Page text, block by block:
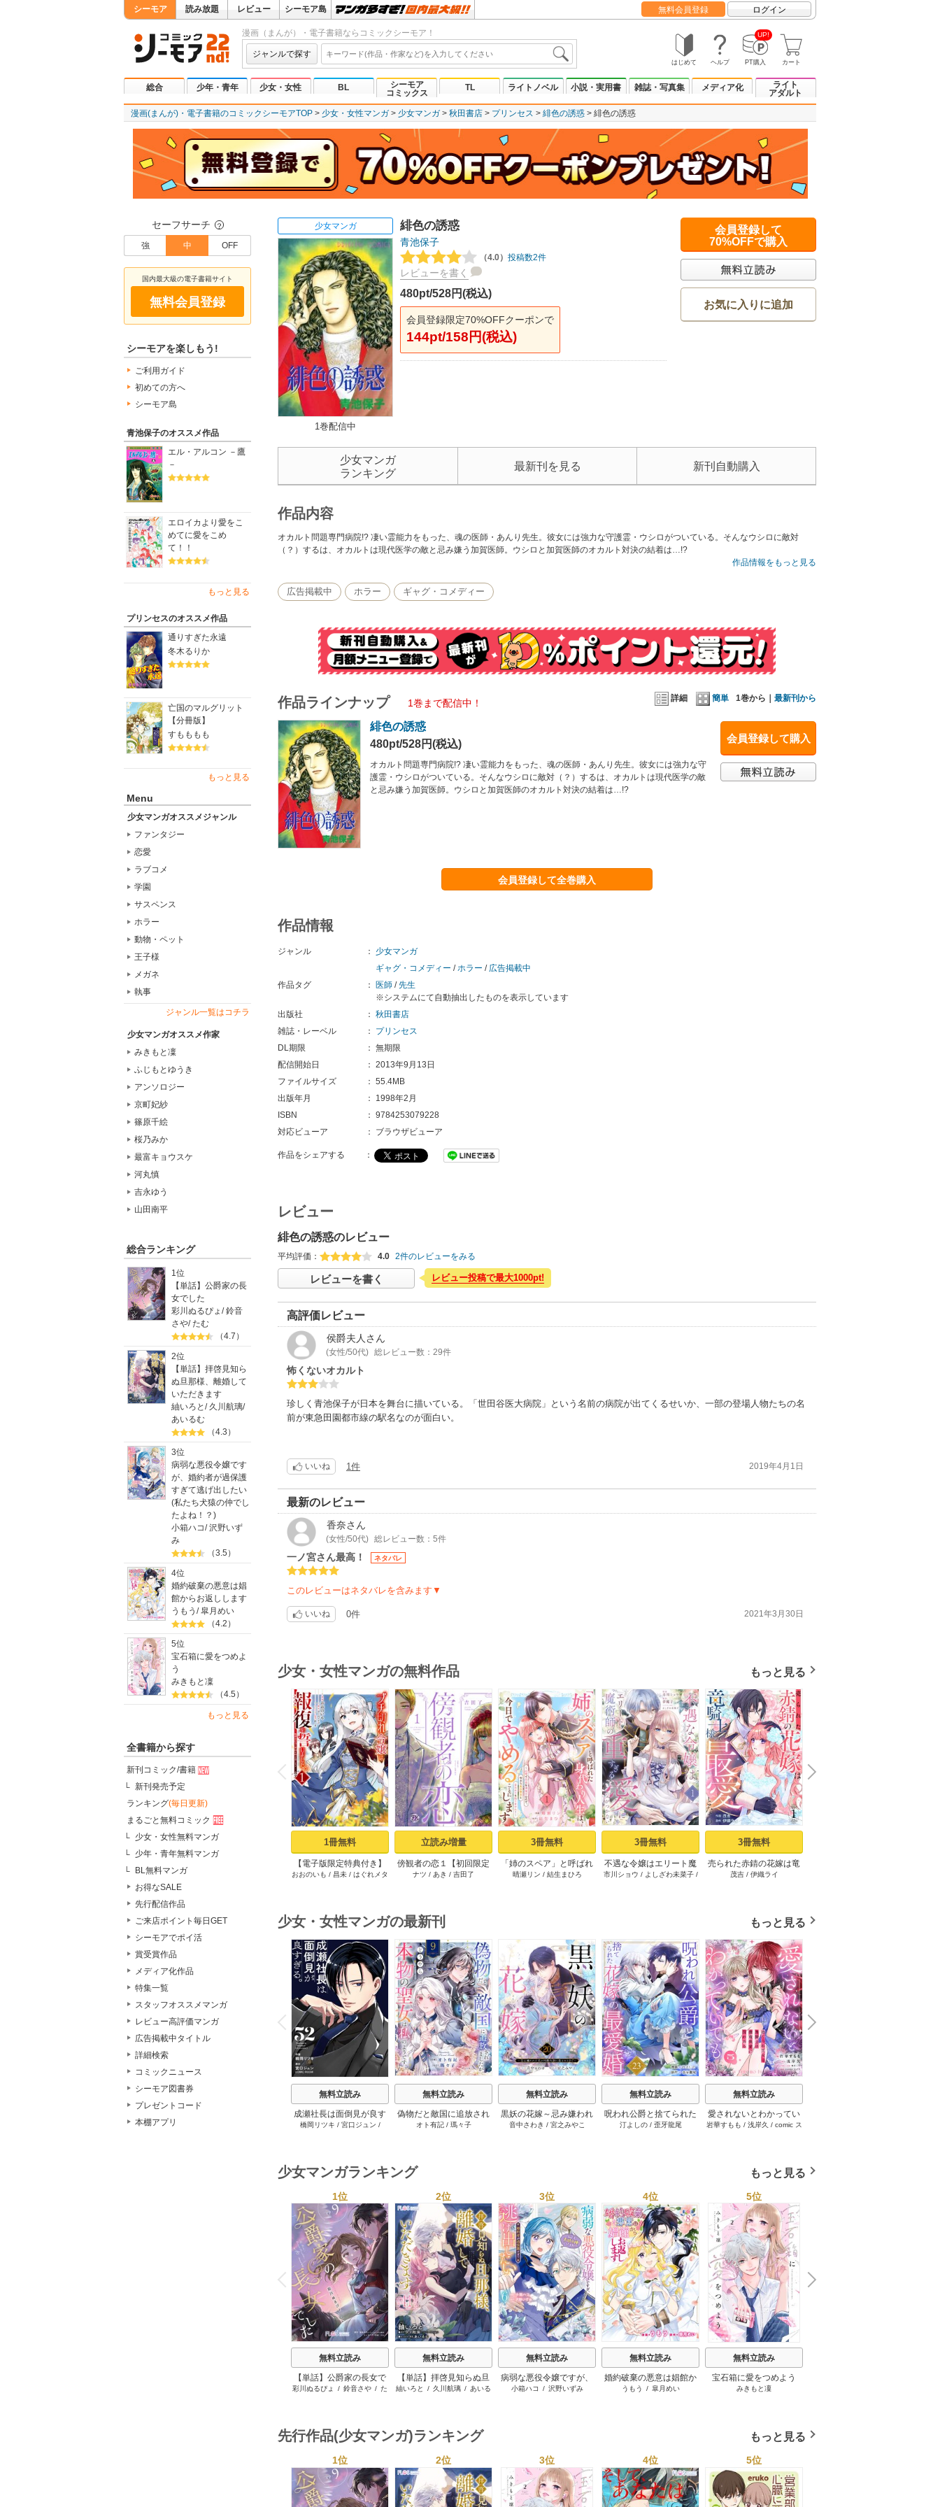
シーモア 読み放題 レビュー シーモア島 無料会員登録 ログイン
漫画（まんが）・電子書籍ならコミックシーモア！
ジャンルで探す
はじめて ヘルプ
UP!
PT購入 カート
総合 少年・青年 少女・女性 BL
シーモア
コミックス
TL ライトノベル 小説・実用書 雑誌・写真集 メディア化
ライト
アダルト
漫画(まんが)・電子書籍のコミックシーモアTOP 少女・女性マンガ 少女マンガ 秋田書店 プリンセス 緋色の誘惑 緋色の誘惑
セーフサーチ ？
強 中 OFF
国内最大級の電子書籍サイト
無料会員登録
シーモアを楽しもう!
ご利用ガイド
初めての方へ
シーモア島
青池保子のオススメ作品
エル・アルコン －鷹
－
エロイカより愛をこ
めてに愛をこめ
て！！
もっと見る
プリンセスのオススメ作品
通りすぎた永遠
冬木るりか
亡国のマルグリット
【分冊版】
すもももも
もっと見る
Menu
少女マンガオススメジャンル
ファンタジー
恋愛
ラブコメ
学園
サスペンス
ホラー
動物・ペット
王子様
メガネ
執事
ジャンル一覧はコチラ
少女マンガオススメ作家
みきもと凜
ふじもとゆうき
アンソロジー
京町妃紗
篠原千絵
桜乃みか
最富キョウスケ
河丸慎
吉永ゆう
山田南平
総合ランキング
1位
【単話】公爵家の長
女でした
彩川ぬるぴょ /鈴音
さや/たむ
（4.7）
2位
【単話】拝啓見知ら
ぬ旦那様、離婚して
いただきます
紬いろと / 久川航璃/
あいるむ
（4.3）
3位
病弱な悪役令嬢です
が、婚約者が過保護
すぎて逃げ出したい
(私たち犬猿の仲でし
たよね！？)
小箱ハコ/沢野いず
み
（3.5）
4位
婚約破棄の悪意は娼
館からお返しします
うもう /皐月めい
（4.2）
5位
宝石箱に愛をつめよ
う
みきもと凜
（4.5）
もっと見る
全書籍から探す
新刊コミック/書籍
新刊発売予定
ランキング(毎日更新)
まるごと無料コミック
少女・女性無料マンガ
少年・青年無料マンガ
BL無料マンガ
お得なSALE
先行配信作品
ご来店ポイント毎日GET
シーモアでポイ活
賞受賞作品
メディア化作品
特集一覧
スタッフオススメマンガ
レビュー高評価マンガ
広告掲載中タイトル
詳細検索
コミックニュース
シーモア図書券
プレゼントコード
本棚アプリ
少女マンガ
1巻配信中
緋色の誘惑
青池保子
（4.0） 投稿数2件
レビューを書く
480pt/528円(税込)
会員登録限定70%OFFクーポンで
144pt/158円(税込)
会員登録して
70%OFFで購入
お気に入りに追加
少女マンガ
ランキング
最新刊を見る 新刊自動購入
作品内容
オカルト問題専門病院!? 凄い霊能力をもった、魂の医師・あんり先生。彼女には強力な守護霊・ウシロがついている。そんなウシロに敵対
（？）するは、オカルトは現代医学の敵と忌み嫌う加賀医師。ウシロと加賀医師のオカルト対決の結着は…!?
作品情報をもっと見る
広告掲載中 ホラー ギャグ・コメディー
詳細 簡単 1巻から｜ 最新刊から
作品ラインナップ 1巻まで配信中！
会員登録して購入
緋色の誘惑
480pt/528円(税込)
オカルト問題専門病院!? 凄い霊能力をもった、魂の医師・あんり先生。彼女には強力な守
護霊・ウシロがついている。そんなウシロに敵対（？）するは、オカルトは現代医学の敵
と忌み嫌う加賀医師。ウシロと加賀医師のオカルト対決の結着は…!?
会員登録して全巻購入
作品情報
ジャンル ：
少女マンガ
ギャグ・コメディー / ホラー / 広告掲載中
作品タグ
： 医師 /先生
※システムにて自動抽出したものを表示しています
出版社
： 秋田書店
雑誌・レーベル
：
プリンセス
DL期限
： 無期限
配信開始日
： 2013年9月13日
ファイルサイズ
： 55.4MB
出版年月
：
1998年2月
ISBN
： 9784253079228
対応ビューア
： ブラウザビューア
作品をシェアする ：
レビュー
緋色の誘惑のレビュー
平均評価： 4.0 2件のレビューをみる
レビューを書く レビュー投稿で最大1000pt!
高評価レビュー
侯爵夫人 さん
(女性/50代) 総レビュー数：29件
怖くないオカルト
珍しく青池保子が日本を舞台に描いている。「世田谷医大病院」という名前の病院が出てくるせいか、一部の登場人物たちの名
前が東急田園都市線の駅名なのが面白い。
いいね 1件 2019年4月1日
最新のレビュー
香奈さん
(女性/50代) 総レビュー数：5件
一ノ宮さん最高！ ネタバレ
このレビューはネタバレを含みます▼
いいね 0件 2021年3月30日
少女・女性マンガの無料作品 もっと見る
P
r
e
v
i
o
u
s
1冊無料
【電子版限定特典付き】
ブチ切れ令嬢は報復を誓
おおのいも / 昌未 / はぐれメタ
立読み増量
傍観者の恋１【初回限定
ペーパー付】【電子限定
ナツ / あき / 吉田了
3冊無料
「姉のスペア」と呼ばれ
た身代わり人生は、今日
晴瀬リン / 結生まひろ
3冊無料
不遇な令嬢はエリート魔
術師の重すぎる愛に気が
市川ショウ / よしざわ未菜子/
3冊無料
売られた赤錆の花嫁は竜
騎士様の最愛となる 1巻
茂吉/ 伊織ライ
N
e
x
t
少女・女性マンガの最新刊 もっと見る
P
r
e
v
i
o
u
s
無料立読み
成瀬社長は面倒見が良す
ぎる。【単話版】 52巻
橋岡リツキ / 宮口ジュン /
無料立読み
偽物だと敵国に追放され
ましたが、どうやら本物
オト有記/ 瑪々子
無料立読み
黒妖の花嫁～忌み嫌われ
た私が冷酷大尉に愛され
音中さわき / 宮之みやこ
無料立読み
呪われ公爵と捨てられた
花嫁の最愛婚 23巻
汀よしの/ 歪牙龍尾
無料立読み
愛されないとわかってい
ても～捨てられ王女は黒
岩華すもも / 浅岸久 / comic ス
N
e
x
t
少女マンガランキング もっと見る
P
r
e
v
i
o
u
s
1位
無料立読み
【単話】公爵家の長女で
した
彩川ぬるぴょ / 鈴音さや / た
2位
無料立読み
【単話】拝啓見知らぬ旦
那様、離婚していただき
紬いろと / 久川航璃 / あいる
3位
無料立読み
病弱な悪役令嬢ですが、
婚約者が過保護すぎて逃
小箱ハコ / 沢野いずみ
4位
無料立読み
婚約破棄の悪意は娼館か
らお返しします
うもう / 皐月めい
5位
無料立読み
宝石箱に愛をつめよう
みきもと凜
N
e
x
t
先行作品(少女マンガ)ランキング もっと見る
1位 2位 3位 4位 5位